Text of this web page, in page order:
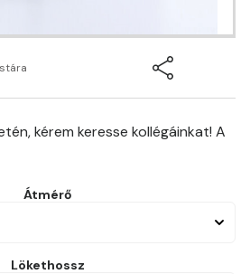
kérem keresse kollégáinkat! A
Átmérő
Lökethossz